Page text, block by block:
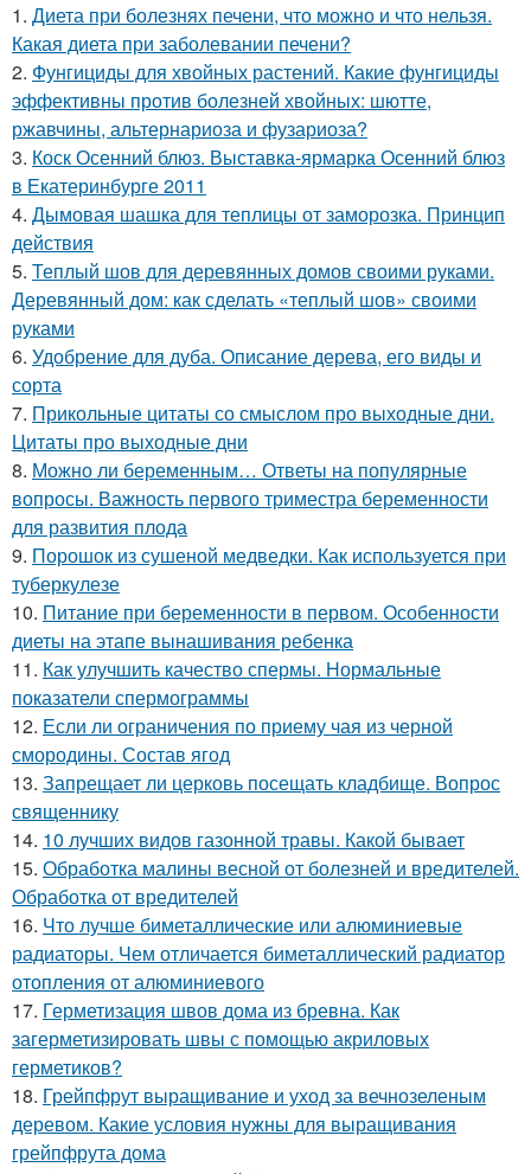
1. Диета при болезнях печени, что можно и что нельзя.
Какая диета при заболевании печени?
2. Фунгициды для хвойных растений. Какие фунгициды
эффективны против болезней хвойных: шютте,
ржавчины, альтернариоза и фузариоза?
3. Коск Осенний блюз. Выставка-ярмарка Осенний блюз
в Екатеринбурге 2011
4. Дымовая шашка для теплицы от заморозка. Принцип
действия
5. Теплый шов для деревянных домов своими руками.
Деревянный дом: как сделать «теплый шов» своими
руками
6. Удобрение для дуба. Описание дерева, его виды и
сорта
7. Прикольные цитаты со смыслом про выходные дни.
Цитаты про выходные дни
8. Можно ли беременным… Ответы на популярные
вопросы. Важность первого триместра беременности
для развития плода
9. Порошок из сушеной медведки. Как используется при
туберкулезе
10. Питание при беременности в первом. Особенности
диеты на этапе вынашивания ребенка
11. Как улучшить качество спермы. Нормальные
показатели спермограммы
12. Если ли ограничения по приему чая из черной
смородины. Состав ягод
13. Запрещает ли церковь посещать кладбище. Вопрос
священнику
14. 10 лучших видов газонной травы. Какой бывает
15. Обработка малины весной от болезней и вредителей.
Обработка от вредителей
16. Что лучше биметаллические или алюминиевые
радиаторы. Чем отличается биметаллический радиатор
отопления от алюминиевого
17. Герметизация швов дома из бревна. Как
загерметизировать швы с помощью акриловых
герметиков?
18. Грейпфрут выращивание и уход за вечнозеленым
деревом. Какие условия нужны для выращивания
грейпфрута дома